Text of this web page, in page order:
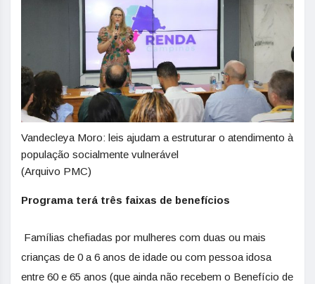
Vandecleya Moro: leis ajudam a estruturar o atendimento à
população socialmente vulnerável
(Arquivo PMC)
Programa terá três faixas de benefícios
Famílias chefiadas por mulheres com duas ou mais
crianças de 0 a 6 anos de idade ou com pessoa idosa
entre 60 e 65 anos (que ainda não recebem o Benefício de